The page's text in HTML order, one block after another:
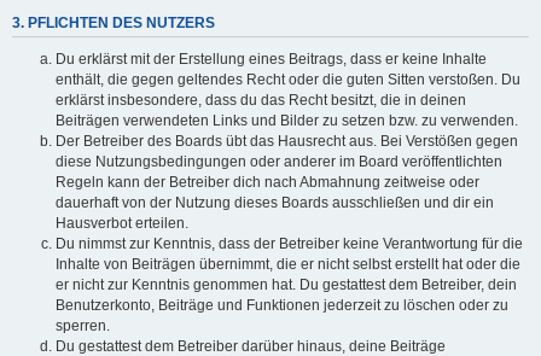
3. PFLICHTEN DES NUTZERS
Du erklärst mit der Erstellung eines Beitrags, dass er keine Inhalte
enthält, die gegen geltendes Recht oder die guten Sitten verstoßen. Du
erklärst insbesondere, dass du das Recht besitzt, die in deinen
Beiträgen verwendeten Links und Bilder zu setzen bzw. zu verwenden.
Der Betreiber des Boards übt das Hausrecht aus. Bei Verstößen gegen
diese Nutzungsbedingungen oder anderer im Board veröffentlichten
Regeln kann der Betreiber dich nach Abmahnung zeitweise oder
dauerhaft von der Nutzung dieses Boards ausschließen und dir ein
Hausverbot erteilen.
Du nimmst zur Kenntnis, dass der Betreiber keine Verantwortung für die
Inhalte von Beiträgen übernimmt, die er nicht selbst erstellt hat oder die
er nicht zur Kenntnis genommen hat. Du gestattest dem Betreiber, dein
Benutzerkonto, Beiträge und Funktionen jederzeit zu löschen oder zu
sperren.
Du gestattest dem Betreiber darüber hinaus, deine Beiträge